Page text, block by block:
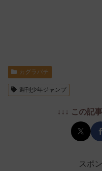
カグラバチ
週刊少年ジャンプ
↓↓↓ この記
スポ